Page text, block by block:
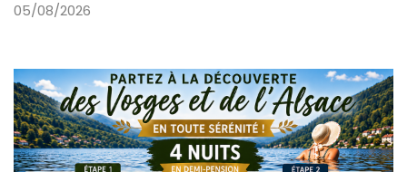
05/08/2026